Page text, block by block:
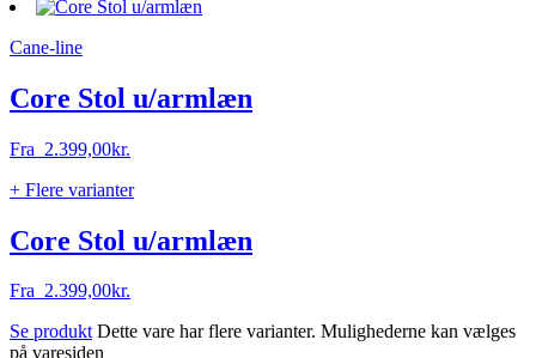
Cane-line
Core Stol u/armlæn
Fra 2.399,00kr.
+ Flere varianter
Core Stol u/armlæn
Fra 2.399,00kr.
Se produkt Dette vare har flere varianter. Mulighederne kan vælges
på varesiden